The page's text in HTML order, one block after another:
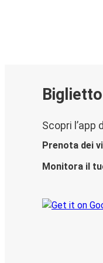
Scopri l’app
Prenota dei
Monitora il